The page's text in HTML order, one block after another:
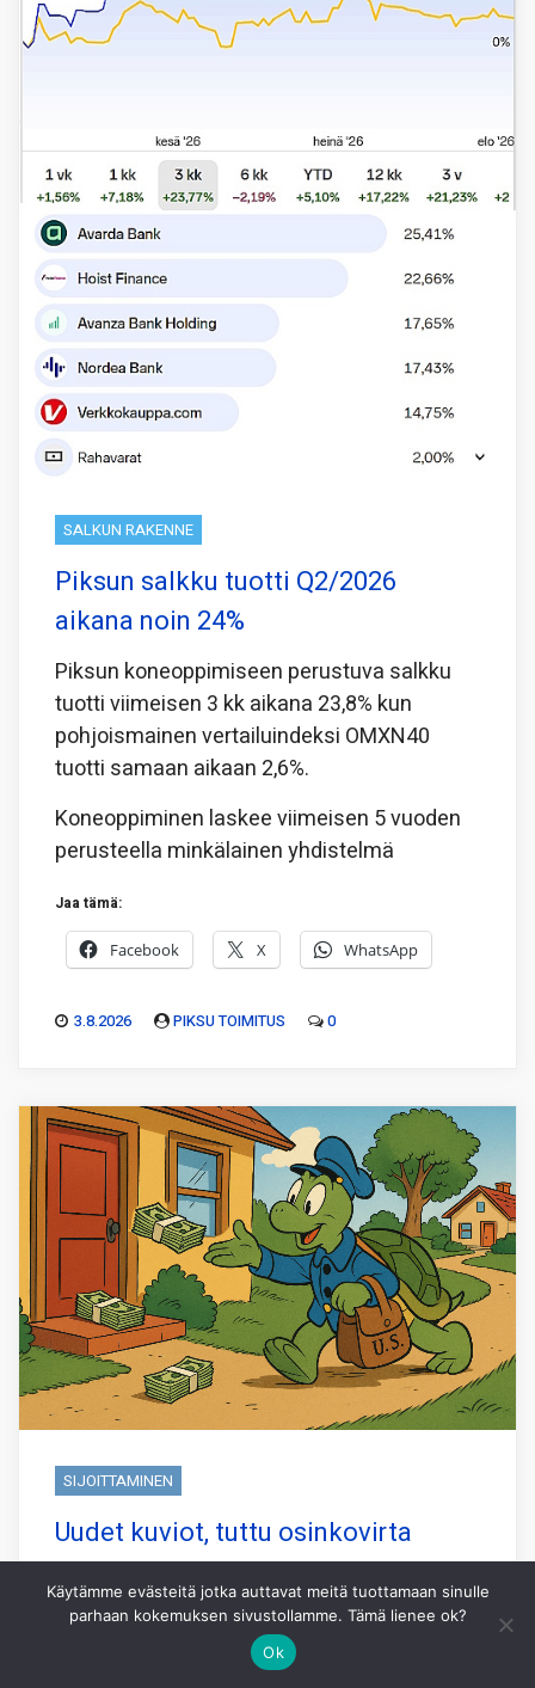
SALKUN RAKENNE
Piksun salkku tuotti Q2/2026
aikana noin 24%
Piksun koneoppimiseen perustuva salkku
tuotti viimeisen 3 kk aikana 23,8% kun
pohjoismainen vertailuindeksi OMXN40
tuotti samaan aikaan 2,6%.
Koneoppiminen laskee viimeisen 5 vuoden
perusteella minkälainen yhdistelmä
Jaa tämä:
Facebook X WhatsApp
3.8.2026 PIKSU TOIMITUS 0
SIJOITTAMINEN
Uudet kuviot, tuttu osinkovirta
Tylsä on kaunista – ainakin sijoittamisessa,
jos kaipaa mielenrauhaa ja varmaa
mukavaa tuloa. Ja vielä sellaista, joka kilisee
suoraan tilille osakekurssia murehtimatta.
Käytämme evästeitä jotka auttavat meitä tuottamaan sinulle
parhaan kokemuksen sivustollamme. Tämä lienee ok?
Ok